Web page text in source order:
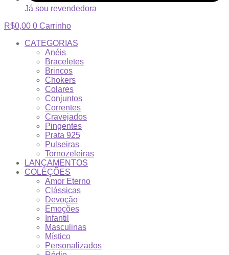
Já sou revendedora
R$0,00 0 Carrinho
CATEGORIAS
Anéis
Braceletes
Brincos
Chokers
Colares
Conjuntos
Correntes
Cravejados
Pingentes
Prata 925
Pulseiras
Tornozeleiras
LANÇAMENTOS
COLEÇÕES
Amor Eterno
Clássicas
Devoção
Emoções
Infantil
Masculinas
Místico
Personalizados